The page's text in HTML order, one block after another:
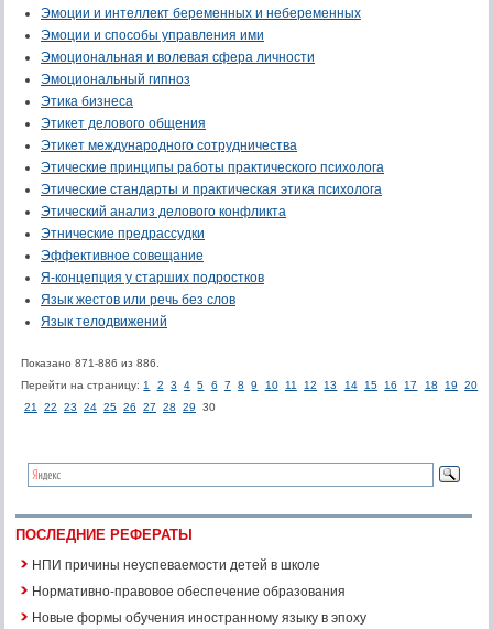
Эмоции и интеллект беременных и небеременных
Эмоции и способы управления ими
Эмоциональная и волевая сфера личности
Эмоциональный гипноз
Этика бизнеса
Этикет делового общения
Этикет международного сотрудничества
Этические принципы работы практического психолога
Этические стандарты и практическая этика психолога
Этический анализ делового конфликта
Этнические предрассудки
Эффективное совещание
Я-концепция у старших подростков
Язык жестов или речь без слов
Язык телодвижений
Показано 871-886 из 886.
Перейти на страницу: 1 2 3 4 5 6 7 8 9 10 11 12 13 14 15 16 17 18 19
20
21
22 23 24 25 26 27 28 29 30
ПОСЛЕДНИЕ РЕФЕРАТЫ
НПИ причины неуспеваемости детей в школе
Нормативно-правовое обеспечение образования
Новые формы обучения иностранному языку в эпоху